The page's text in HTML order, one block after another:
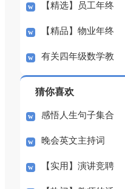
总结模板集合六篇
【精选】员工年终
工作总结三篇
【精品】物业年终
工作总结10篇
有关四年级数学教
猜你喜欢
感悟人生句子集合
50句晚会英文主持词
【实用】演讲竞聘